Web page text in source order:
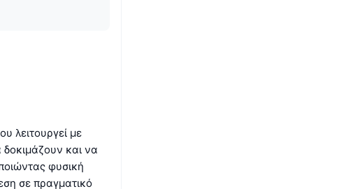
λειτουργεί με
και να
φυσική
σε πραγματικό